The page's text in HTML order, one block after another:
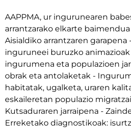
AAPPMA, ur ingurunearen
arrantzarako elkarte baimendua
Aisialdiko arrantzaren garapena
inguruneei buruzko
ingurumena eta populazioen
obrak eta antolaketak -
habitatak, ugalketa, uraren
eskaileretan populazio
Kutsaduraren jarraipena -
Erreketako diagnostikoak: